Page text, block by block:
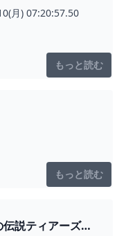
月) 07:20:57.50
もっと読む
もっと読む